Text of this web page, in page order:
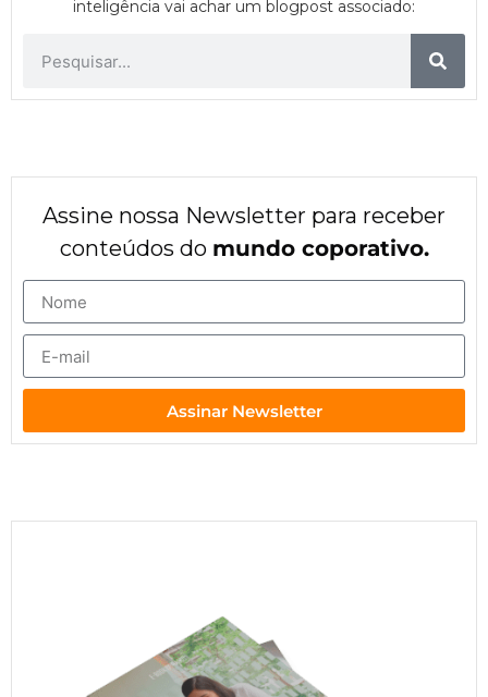
inteligência vai achar um blogpost associado:
Assine nossa Newsletter para receber
conteúdos do mundo coporativo.
Assinar Newsletter